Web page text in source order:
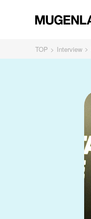
TOP Interview